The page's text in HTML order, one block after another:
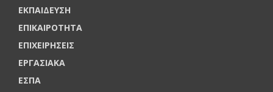
ΕΚΠΑΙΔΕΥΣΗ
ΕΠΙΚΑΙΡΟΤΗΤΑ
ΕΠΙΧΕΙΡΗΣΕΙΣ
ΕΡΓΑΣΙΑΚΑ
ΕΣΠΑ